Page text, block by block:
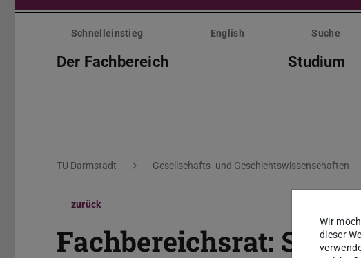
Menü
überspringenSchnelleinstieg English Suche
Der Fachbereich Studium
Sie befinden sich hier:
TU Darmstadt Gesellschafts- und Geschichtswissenschaften
zurück
Fachbereichsrat:
Wir
dieser